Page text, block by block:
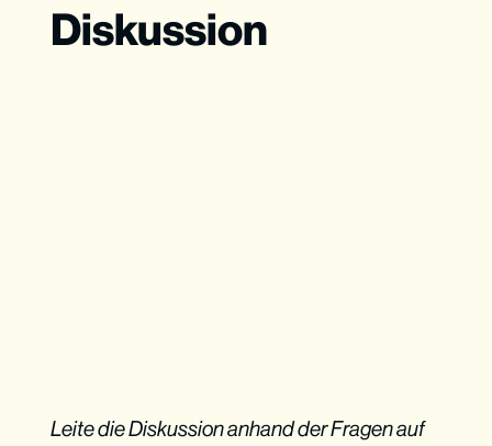
Diskussion
Leite die Diskussion anhand der Fragen auf